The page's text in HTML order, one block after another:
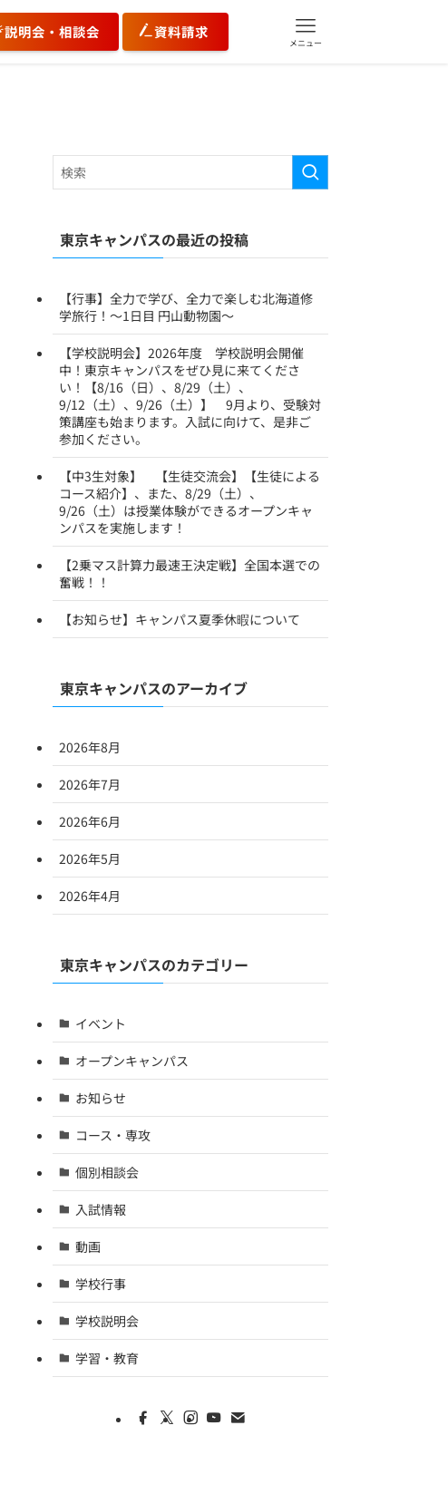
説明会・相談会 資料請求
メニュー
東京キャンパスの最近の投稿
【行事】全力で学び、全力で楽しむ北海道修
学旅行！〜1日目 円山動物園〜
【学校説明会】2026年度 学校説明会開催
中！東京キャンパスをぜひ見に来てくださ
い！【8/16（日）、8/29（土）、
9/12（土）、9/26（土）】 9月より、受験対
策講座も始まります。入試に向けて、是非ご
参加ください。
【中3生対象】 【生徒交流会】【生徒による
コース紹介】、また、8/29（土）、
9/26（土）は授業体験ができるオープンキャ
ンパスを実施します！
【2乗マス計算力最速王決定戦】全国本選での
奮戦！！
【お知らせ】キャンパス夏季休暇について
東京キャンパスのアーカイブ
2026年8月
2026年7月
2026年6月
2026年5月
2026年4月
東京キャンパスのカテゴリー
イベント
オープンキャンパス
お知らせ
コース・専攻
個別相談会
入試情報
動画
学校行事
学校説明会
学習・教育